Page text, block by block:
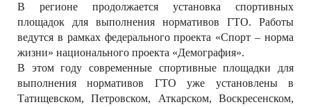
В регионе продолжается установка спортивных
площадок для выполнения нормативов ГТО. Работы
ведутся в рамках федерального проекта «Спорт – норма
жизни» национального проекта «Демография».
В этом году современные спортивные площадки для
выполнения нормативов ГТО уже установлены в
Татищевском, Петровском, Аткарском, Воскресенском,